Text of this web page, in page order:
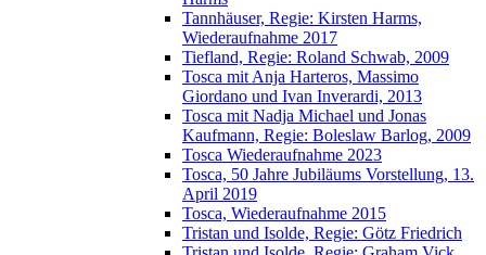
Tannhäuser, Regie: Kirsten Harms,
Wiederaufnahme 2017
Tiefland, Regie: Roland Schwab, 2009
Tosca mit Anja Harteros, Massimo
Giordano und Ivan Inverardi, 2013
Tosca mit Nadja Michael und Jonas
Kaufmann, Regie: Boleslaw Barlog, 2009
Tosca Wiederaufnahme 2023
Tosca, 50 Jahre Jubiläums Vorstellung, 13.
April 2019
Tosca, Wiederaufnahme 2015
Tristan und Isolde, Regie: Götz Friedrich